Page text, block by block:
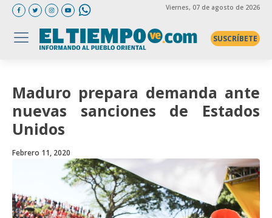
Viernes, 07 de agosto de 2026
SUSCRÍBETE
Maduro prepara demanda ante
nuevas sanciones de Estados
Unidos
Febrero 11, 2020